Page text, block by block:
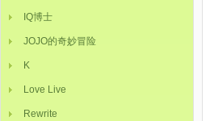
IQ博士
JOJO的奇妙冒险
K
Love Live
Rewrite